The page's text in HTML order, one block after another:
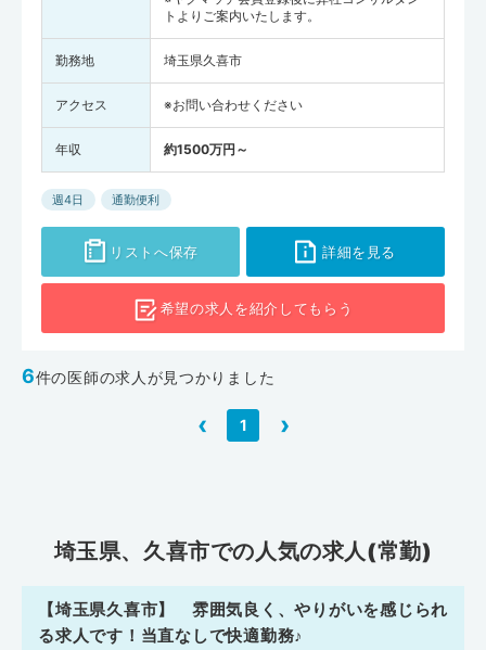
トよりご案内いたします。
勤務地 埼玉県久喜市
アクセス ※お問い合わせください
年収 約1500万円～
週4日 通勤便利
リストへ保存 詳細を見る
希望の求人を紹介してもらう
6件の医師の求人が見つかりました
‹ 1 ›
埼玉県、久喜市での人気の求人(常勤)
【埼玉県久喜市】 雰囲気良く、やりがいを感じられ
る求人です！当直なしで快適勤務♪